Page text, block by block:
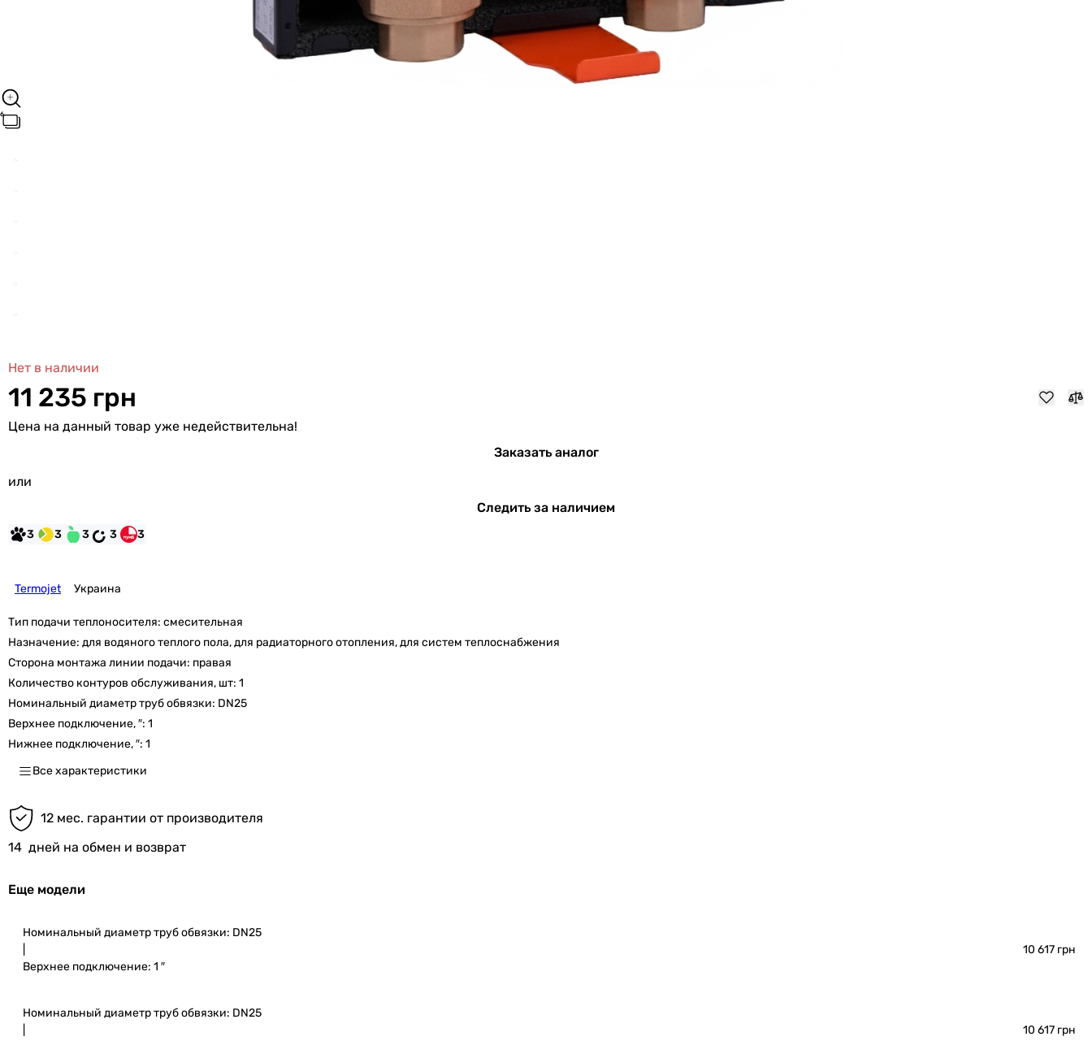
Нет в наличии
11 235 грн
Цена на данный товар уже недействительна!
Заказать аналог
или
Следить за наличием
3 3 3 3 3
Termojet Украина
Тип подачи теплоносителя: смесительная
Назначение: для водяного теплого пола, для радиаторного отопления, для систем теплоснабжения
Сторона монтажа линии подачи: правая
Количество контуров обслуживания, шт: 1
Номинальный диаметр труб обвязки: DN25
Верхнее подключение, ″: 1
Нижнее подключение, ″: 1
Все характеристики
12 мес. гарантии от производителя
14 дней на обмен и возврат
Еще модели
Номинальный диаметр труб обвязки: DN25
Верхнее подключение: 1 ″
10 617 грн
Номинальный диаметр труб обвязки: DN25
10 617 грн